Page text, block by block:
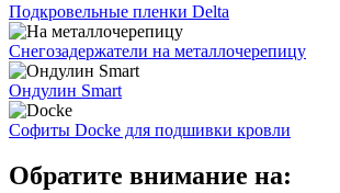
Подкровельные пленки Delta
Снегозадержатели на металлочерепицу
Ондулин Smart
Софиты Docke для подшивки кровли
Обратите внимание на: